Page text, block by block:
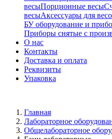
весыПорционные весы
весыАксессуары для
БУ оборудование и
Приборы снятые с
О нас
Контакты
Доставка и оплата
Реквизиты
Упаковка
Главная
Лабораторное
Общелабораторное